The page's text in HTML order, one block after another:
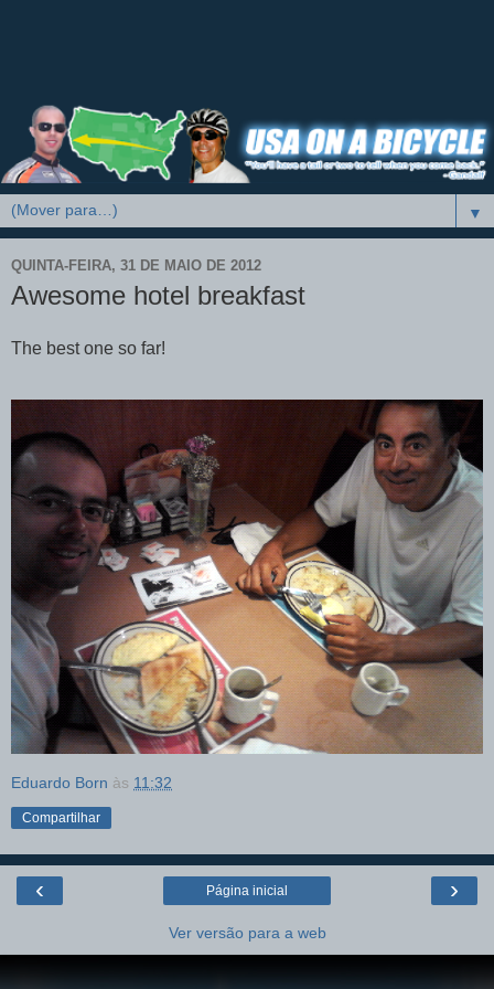
▼
QUINTA-FEIRA, 31 DE MAIO DE 2012
Awesome hotel breakfast
The best one so far!
Eduardo Born às 11:32
Compartilhar
‹ ›
Página inicial
Ver versão para a web